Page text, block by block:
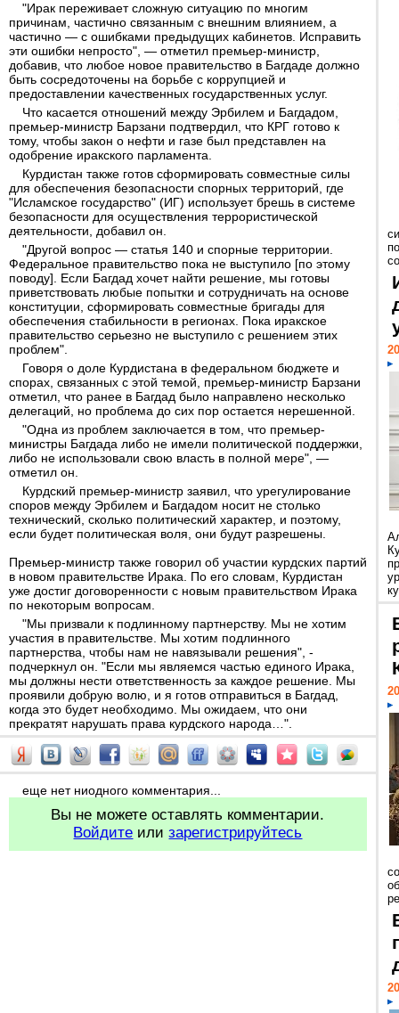
"Ирак переживает сложную ситуацию по многим
причинам, частично связанным с внешним влиянием, а
частично — с ошибками предыдущих кабинетов. Исправить
эти ошибки непросто", — отметил премьер-министр,
добавив, что любое новое правительство в Багдаде должно
быть сосредоточены на борьбе с коррупцией и
предоставлении качественных государственных услуг.
Что касается отношений между Эрбилем и Багдадом,
премьер-министр Барзани подтвердил, что КРГ готово к
тому, чтобы закон о нефти и газе был представлен на
одобрение иракского парламента.
Курдистан также готов сформировать совместные силы
для обеспечения безопасности спорных территорий, где
"Исламское государство" (ИГ) использует брешь в системе
безопасности для осуществления террористической
деятельности, добавил он.
"Другой вопрос — статья 140 и спорные территории.
Федеральное правительство пока не выступило [по этому
поводу]. Если Багдад хочет найти решение, мы готовы
приветствовать любые попытки и сотрудничать на основе
конституции, сформировать совместные бригады для
обеспечения стабильности в регионах. Пока иракское
правительство серьезно не выступило с решением этих
проблем".
Говоря о доле Курдистана в федеральном бюджете и
спорах, связанных с этой темой, премьер-министр Барзани
отметил, что ранее в Багдад было направлено несколько
делегаций, но проблема до сих пор остается нерешенной.
"Одна из проблем заключается в том, что премьер-
министры Багдада либо не имели политической поддержки,
либо не использовали свою власть в полной мере", —
отметил он.
Курдский премьер-министр заявил, что урегулирование
споров между Эрбилем и Багдадом носит не столько
технический, сколько политический характер, и поэтому,
если будет политическая воля, они будут разрешены.
Премьер-министр также говорил об участии курдских партий
в новом правительстве Ирака. По его словам, Курдистан
уже достиг договоренности с новым правительством Ирака
по некоторым вопросам.
"Мы призвали к подлинному партнерству. Мы не хотим
участия в правительстве. Мы хотим подлинного
партнерства, чтобы нам не навязывали решения", -
подчеркнул он. "Если мы являемся частью единого Ирака,
мы должны нести ответственность за каждое решение. Мы
проявили добрую волю, и я готов отправиться в Багдад,
когда это будет необходимо. Мы ожидаем, что они
прекратят нарушать права курдского народа…".
еще нет ниодного комментария...
Вы не можете оставлять комментарии.
Войдите илизарегистрируйтесь